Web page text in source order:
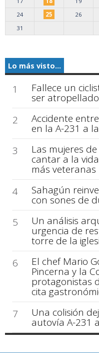
24
25 26
31
Lo más visto...
1 Fallece un
ser
2
Accidente
en la A-231 a
3
Las mujeres
cantar a la
más veteranas
4
Sahagún
con sones de
5
Un análisis
urgencia de
torre de la
6
El chef Mario
Pincerna y la
protagonistas
cita
7
Una colisión
autovía A-231